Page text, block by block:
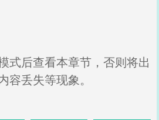
式后查看本章节，否则将出
容丢失等现象。